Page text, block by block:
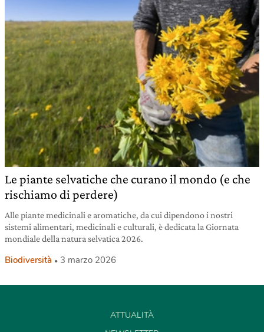
Le piante selvatiche che curano il mondo (e che
rischiamo di perdere)
Alle piante medicinali e aromatiche, da cui dipendono i nostri
sistemi alimentari, medicinali e culturali, è dedicata la Giornata
mondiale della natura selvatica 2026.
Biodiversità 3 marzo 2026
ATTUALITÀ